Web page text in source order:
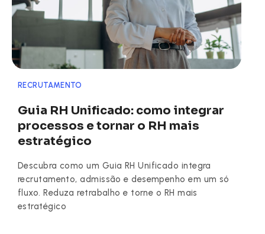
RECRUTAMENTO
Guia RH Unificado: como integrar
processos e tornar o RH mais
estratégico
Descubra como um Guia RH Unificado integra
recrutamento, admissão e desempenho em um só
fluxo. Reduza retrabalho e torne o RH mais
estratégico